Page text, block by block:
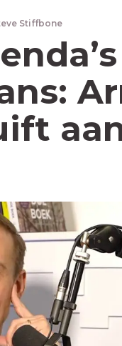
Stiffbone